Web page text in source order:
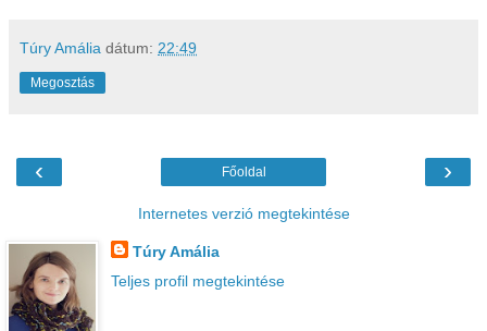
Túry Amália dátum: 22:49
Megosztás
‹ ›
Főoldal
Internetes verzió megtekintése
Túry Amália
Teljes profil megtekintése